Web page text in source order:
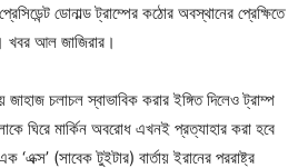
ডোনাল্ড ট্রাম্পের কঠোর অবস্থানের প্রেক্ষিতে
খবর আল জাজিরার।
চলাচল স্বাভাবিক করার ইঙ্গিত দিলেও ট্রাম্প
ঘিরে মার্কিন অবরোধ এখনই প্রত্যাহার করা হবে
(সাবেক টুইটার) বার্তায় ইরানের পররাষ্ট্র